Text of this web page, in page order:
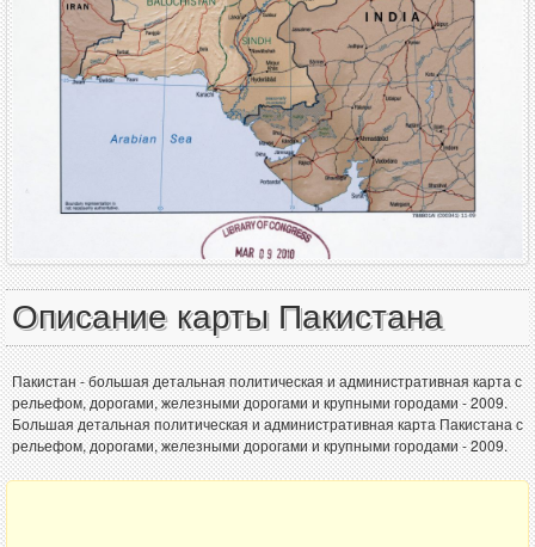
Описание карты Пакистана
Пакистан - большая детальная политическая и административная карта с
рельефом, дорогами, железными дорогами и крупными городами - 2009.
Большая детальная политическая и административная карта Пакистана с
рельефом, дорогами, железными дорогами и крупными городами - 2009.